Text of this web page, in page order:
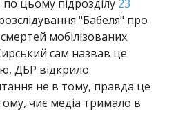
по цьому підрозділу 23
"Бабеля" про
мобілізованих.
сам назвав це
ДБР відкрило
не в тому, правда це
чиє медіа тримало в